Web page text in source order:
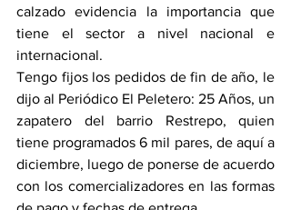
calzado evidencia la importancia que
tiene el sector a nivel nacional e
internacional.
Tengo fijos los pedidos de fin de año, le
dijo al Periódico El Peletero: 25 Años, un
zapatero del barrio Restrepo, quien
tiene programados 6 mil pares, de aquí a
diciembre, luego de ponerse de acuerdo
con los comercializadores en las formas